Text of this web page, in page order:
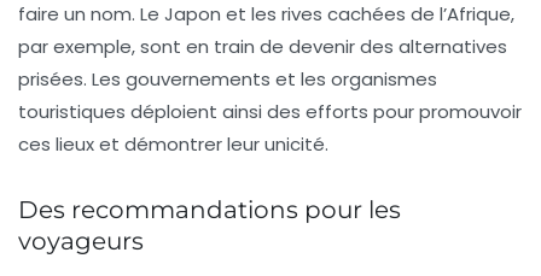
faire un nom. Le Japon et les rives cachées de l’Afrique,
par exemple, sont en train de devenir des alternatives
prisées. Les gouvernements et les organismes
touristiques déploient ainsi des efforts pour promouvoir
ces lieux et démontrer leur unicité.
Des recommandations pour les
voyageurs